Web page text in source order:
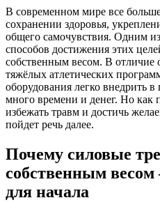
В современном мире все
сохранении здоровья,
общего самочувствия. Одним
способов достижения этих
собственным весом. В отличие
тяжёлых атлетических
оборудования легко внедрить
много времени и денег. Но как
избежать травм и достичь
пойдет речь далее.
Почему силовые
собственным
для начала